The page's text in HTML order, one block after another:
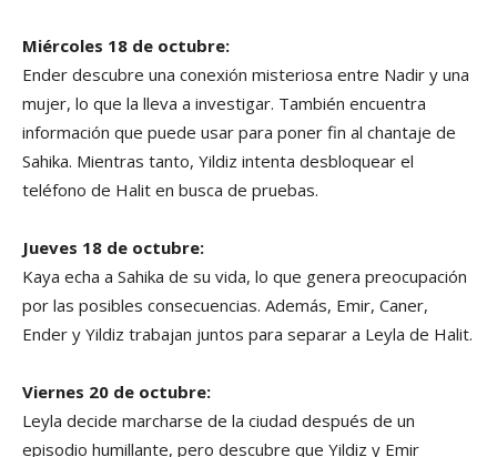
Miércoles 18 de octubre:
Ender descubre una conexión misteriosa entre Nadir y una
mujer, lo que la lleva a investigar. También encuentra
información que puede usar para poner fin al chantaje de
Sahika. Mientras tanto, Yildiz intenta desbloquear el
teléfono de Halit en busca de pruebas.
Jueves 18 de octubre:
Kaya echa a Sahika de su vida, lo que genera preocupación
por las posibles consecuencias. Además, Emir, Caner,
Ender y Yildiz trabajan juntos para separar a Leyla de Halit.
Viernes 20 de octubre:
Leyla decide marcharse de la ciudad después de un
episodio humillante, pero descubre que Yildiz y Emir